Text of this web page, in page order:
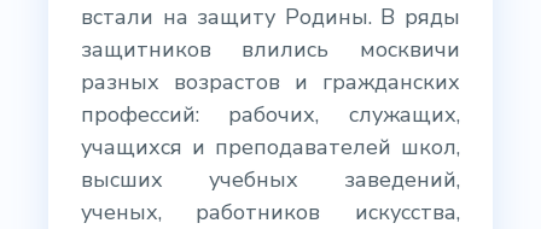
встали на защиту Родины. В ряды
защитников влились москвичи
разных возрастов и гражданских
профессий: рабочих, служащих,
учащихся и преподавателей школ,
высших учебных заведений,
ученых, работников искусства,